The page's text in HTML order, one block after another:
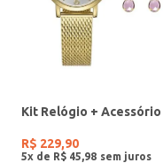
R$ 229,90
5x de R$ 45 98